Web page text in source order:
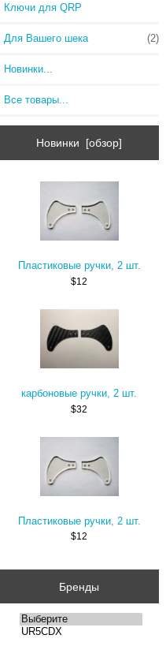
Ключи для QRP
Для Вашего шека (2)
Новинки...
Все товары...
Новинки [обзор]
Пластиковые ручки, 2 шт.
$12
карбоновые ручки, 2 шт.
$32
Пластиковые ручки, 2 шт.
$12
Бренды